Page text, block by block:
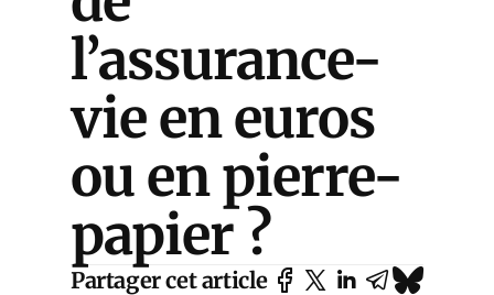
l’assurance-
vie en euros
ou en pierre-
papier ?
Partager cet article